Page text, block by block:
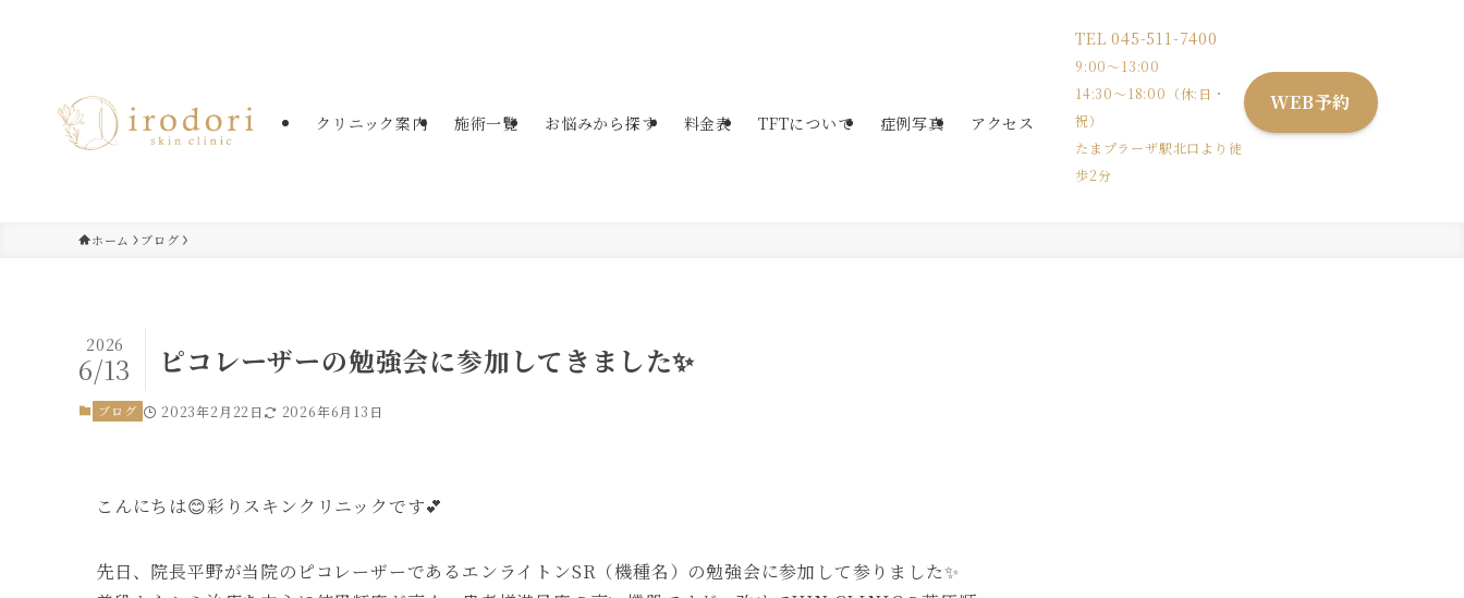
クリニック案内 施術一覧 お悩みから探す 料金表 TFTについて 症例写真 アクセス
TEL 045-511-7400
9:00〜13:00
14:30〜18:00（休:日・
祝）
たまプラーザ駅北口より徒
歩2分
WEB予約
ホーム ブログ
ピコレーザーの勉強会に参加してきました✨
2026
6/13
ブログ 2023年2月22日 2026年6月13日
こんにちは😊彩りスキンクリニックです💕
先日、院長平野が当院のピコレーザーであるエンライトンSR（機種名）の勉強会に参加して参りました✨